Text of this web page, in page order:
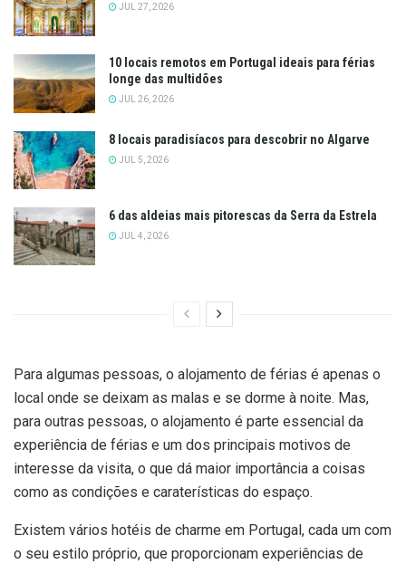
JUL 27, 2026
10 locais remotos em Portugal ideais para férias
longe das multidões
JUL 26, 2026
8 locais paradisíacos para descobrir no Algarve
JUL 5, 2026
6 das aldeias mais pitorescas da Serra da Estrela
JUL 4, 2026
Para algumas pessoas, o alojamento de férias é apenas o
local onde se deixam as malas e se dorme à noite. Mas,
para outras pessoas, o alojamento é parte essencial da
experiência de férias e um dos principais motivos de
interesse da visita, o que dá maior importância a coisas
como as condições e caraterísticas do espaço.
Existem vários hotéis de charme em Portugal, cada um com
o seu estilo próprio, que proporcionam experiências de